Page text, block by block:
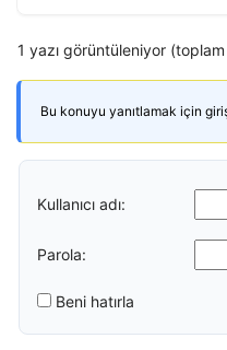
1 yazı görüntüleniyor (toplam
Bu konuyu yanıtlamak için giriş
Kullanıcı adı:
Parola:
Beni hatırla